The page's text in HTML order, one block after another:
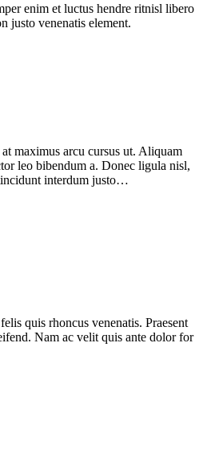
enim et luctus hendre ritnisl libero
justo venenatis element.
maximus arcu cursus ut. Aliquam
leo bibendum a. Donec ligula nisl,
interdum justo…
quis rhoncus venenatis. Praesent
Nam ac velit quis ante dolor for